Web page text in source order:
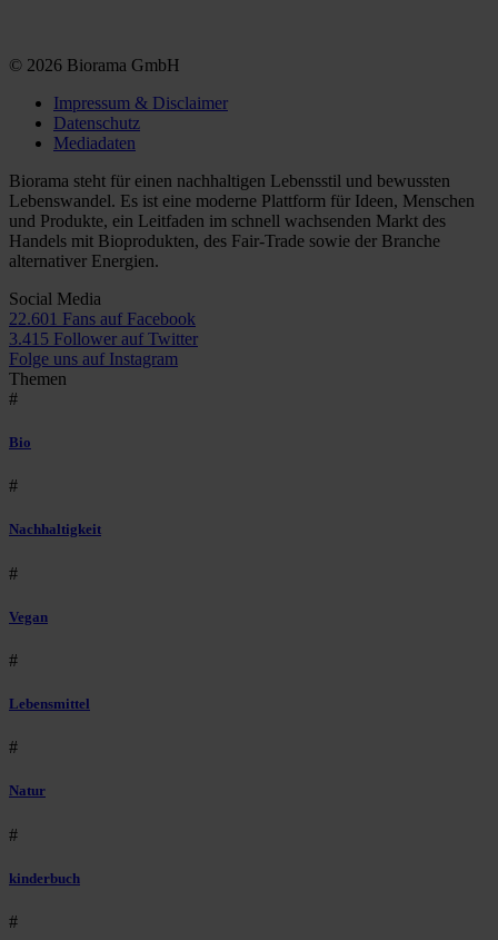
© 2026 Biorama GmbH
Impressum & Disclaimer
Datenschutz
Mediadaten
Biorama steht für einen nachhaltigen Lebensstil und bewussten
Lebenswandel. Es ist eine moderne Plattform für Ideen, Menschen
und Produkte, ein Leitfaden im schnell wachsenden Markt des
Handels mit Bioprodukten, des Fair-Trade sowie der Branche
alternativer Energien.
Social Media
22.601 Fans auf Facebook
3.415 Follower auf Twitter
Folge uns auf Instagram
Themen
#
Bio
#
Nachhaltigkeit
#
Vegan
#
Lebensmittel
#
Natur
#
kinderbuch
#